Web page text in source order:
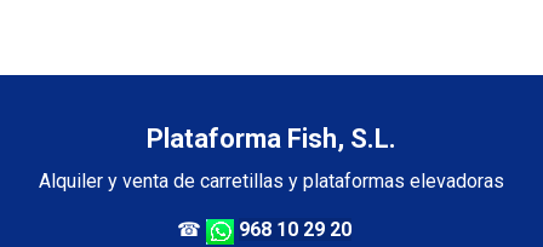
Plataforma Fish, S.L.
Alquiler y venta de carretillas y plataformas elevadoras
☎ 968 10 29 20